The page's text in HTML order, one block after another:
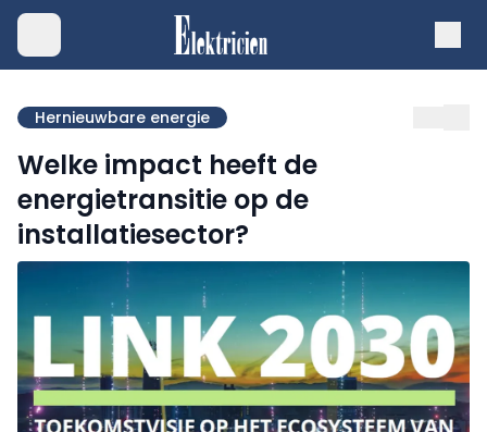
Hernieuwbare energie
Welke impact heeft de
energietransitie op de
installatiesector?